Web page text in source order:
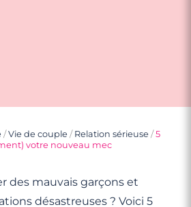
/Vie de couple / Relation sérieuse /5
votre nouveau mec
des mauvais garçons et
désastreuses ? Voici 5